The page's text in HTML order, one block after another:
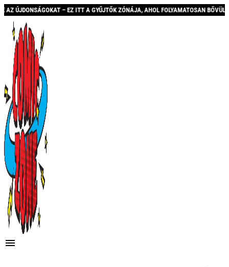
A GYŰJTŐK ZÓNÁJA, AHOL FOLYAMATOSAN BŐVÜLŐ KÍNÁLATTAL ÉS